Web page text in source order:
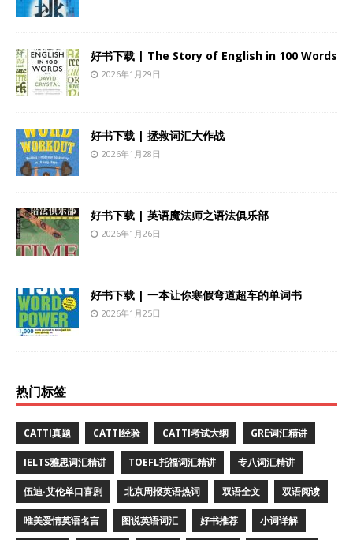
好书下载 | The Story of English in 100 Words
2026年1月29日
好书下载 | 拯救词汇大作战
2026年1月28日
好书下载 | 英语魔法师之语法俱乐部
2026年1月26日
好书下载 | 一本让你寒假弯道超车的单词书
2026年1月25日
热门标签
CATTI真题 CATTI经验 CATTI考试大纲 GRE词汇精讲
IELTS雅思词汇精讲 TOEFL托福词汇精讲 专八词汇精讲
伍迪·艾伦单口喜剧 北京周报英语热词 双语全文 双语阅读
唯美爱情英语名言 图说英语词汇 好书推荐 小词详解